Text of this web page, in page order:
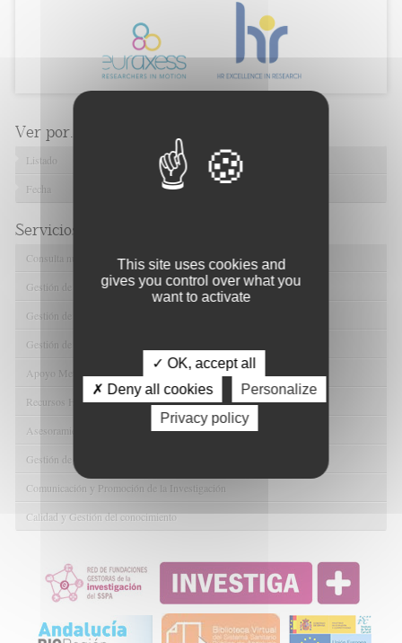
Ver por...
Listado
Fecha
Servicios de FIBAO
Consulta nuestras Ofertas Tecnológicas
Gestión de Ensayos Clínicos y Estudios Observacionales
Gestión de la Innovación y la Transferencia Tecnológica
Gestión de Ayudas y Oportunidad de Financiación
Apoyo Metodológico y/o Estadístico
Recursos Humanos
Asesoramiento y Gestión Económica-Administrativa
Gestión de Convenios y Donaciones
Comunicación y Promoción de la Investigación
Calidad y Gestión del conocimiento
This site uses cookies and
gives you control over what you
want to activate
✓ OK, accept all
✗ Deny all cookies
Personalize
Privacy policy